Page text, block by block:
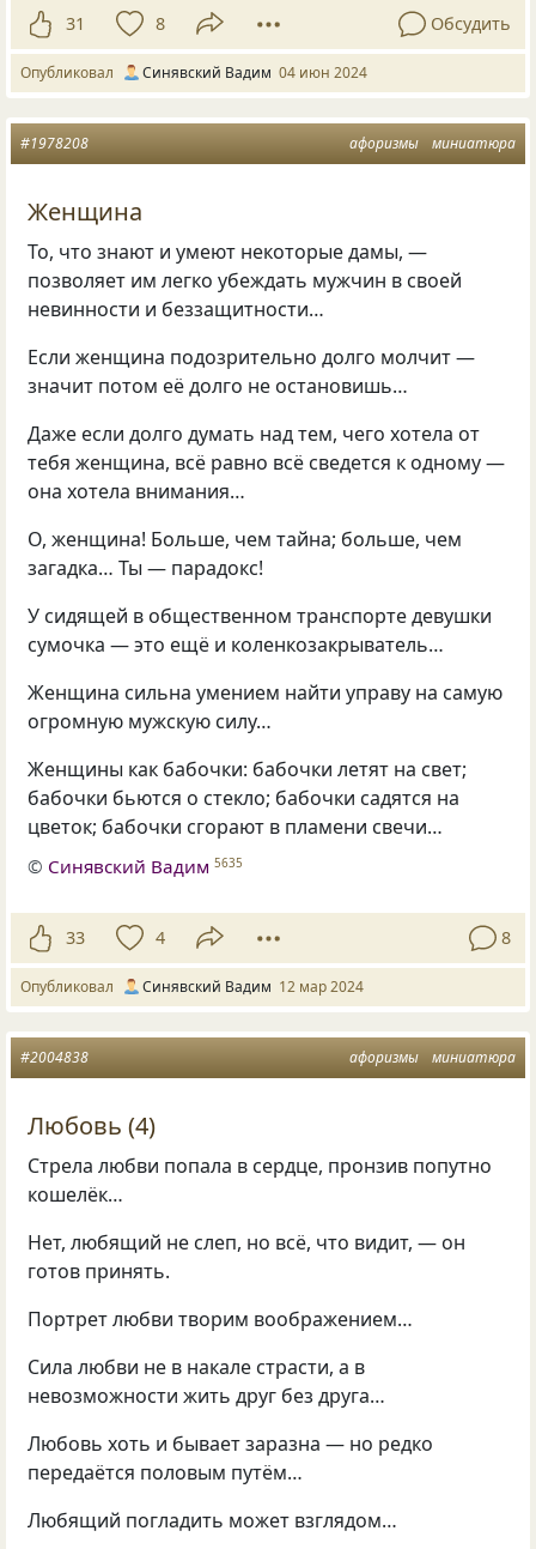
31 8 Обсудить
Опубликовал Синявский Вадим 04 июн 2024
афоризмы миниатюра
#1978208
Женщина
То, что знают и умеют некоторые дамы, —
позволяет им легко убеждать мужчин в своей
невинности и беззащитности…
Если женщина подозрительно долго молчит —
значит потом её долго не остановишь…
Даже если долго думать над тем, чего хотела от
тебя женщина, всё равно всё сведется к одному —
она хотела внимания…
О, женщина! Больше, чем тайна; больше, чем
загадка… Ты — парадокс!
У сидящей в общественном транспорте девушки
сумочка — это ещё и коленкозакрыватель…
Женщина сильна умением найти управу на самую
огромную мужскую силу…
Женщины как бабочки: бабочки летят на свет;
бабочки бьются о стекло; бабочки садятся на
цветок; бабочки сгорают в пламени свечи…
© Синявский Вадим 5635
33 4 8
Опубликовал Синявский Вадим 12 мар 2024
афоризмы миниатюра
#2004838
Любовь (4)
Стрела любви попала в сердце, пронзив попутно
кошелёк…
Нет, любящий не слеп, но всё, что видит, — он
готов принять.
Портрет любви творим воображением…
Сила любви не в накале страсти, а в
невозможности жить друг без друга…
Любовь хоть и бывает заразна — но редко
передаётся половым путём…
Любящий погладить может взглядом…